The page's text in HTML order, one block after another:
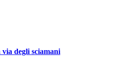
degli sciamani